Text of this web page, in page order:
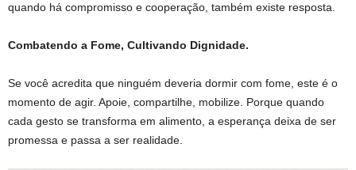
quando há compromisso e cooperação, também existe resposta.
Combatendo a Fome, Cultivando Dignidade.
Se você acredita que ninguém deveria dormir com fome, este é o
momento de agir. Apoie, compartilhe, mobilize. Porque quando
cada gesto se transforma em alimento, a esperança deixa de ser
promessa e passa a ser realidade.